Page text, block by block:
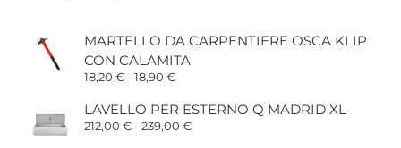
MARTELLO DA CARPENTIERE OSCA KLIP
CON CALAMITA
18,20 €-18,90 €Fascia
prezzo:
da
18,20 €
LAVELLO PER ESTERNO Q MADRID XL
212,00 €-239,00 €Fascia